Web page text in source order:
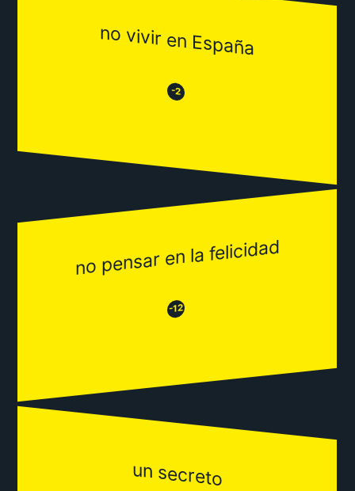
no vivir en España
😒 -2 😂
no pensar en la felicidad
😒-12😂
un secreto